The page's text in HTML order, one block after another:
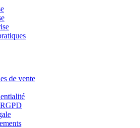
de vente